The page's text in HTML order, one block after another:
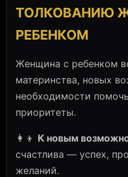
ТОЛКОВАНИЮ
РЕБЕНКОМ
Женщина с ребенком
материнства, новых
необходимости
приоритеты.
👩‍👦 К новым
счастлива — успех,
желаний.